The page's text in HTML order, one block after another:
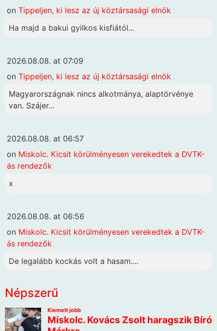
on Tippeljen, ki lesz az új köztársasági elnök
Ha majd a bakui gyilkos kisfiától...
2026.08.08. at 07:09
on Tippeljen, ki lesz az új köztársasági elnök
Magyarországnak nincs alkotmánya, alaptörvénye
van. Szájer...
2026.08.08. at 06:57
on Miskolc. Kicsit körülményesen verekedtek a DVTK-
ás rendezők
x
2026.08.08. at 06:56
on Miskolc. Kicsit körülményesen verekedtek a DVTK-
ás rendezők
De legalább kockás volt a hasam....
Népszerű